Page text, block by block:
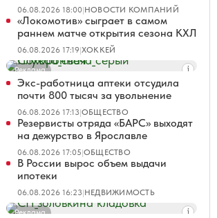
06.08.2026 18:00|НОВОСТИ КОМПАНИЙ
«Локомотив» сыграет в самом
раннем матче открытия сезона КХЛ
06.08.2026 17:19|ХОККЕЙ
Реклама
Экс-работница аптеки отсудила
почти 800 тысяч за увольнение
06.08.2026 17:13|ОБЩЕСТВО
Резервисты отряда «БАРС» выходят
на дежурство в Ярославле
06.08.2026 17:05|ОБЩЕСТВО
В России вырос объем выдачи
ипотеки
06.08.2026 16:23|НЕДВИЖИМОСТЬ
Реклама